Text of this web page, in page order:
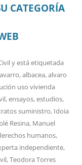
CATEGORÍA
y está etiquetada
,albacea,alvaro
uso vivienda
,ensayos,estudios,
suministro, Idoia
Resina, Manuel
humanos,
independiente,
,Teodora Torres